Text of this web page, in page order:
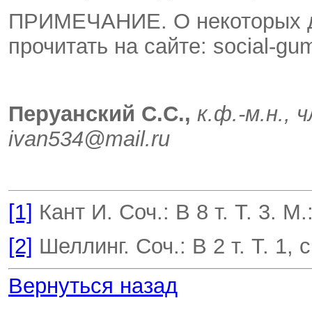
ПРИМЕЧАНИЕ. О некоторых
прочитать на сайте: social-
Перуанский С.С., к.ф.-м.н.,
ivan534@mail.ru
[1] Кант И. Соч.: В 8 т. Т. 3.
[2] Шеллинг. Соч.: В 2 т. Т. 1,
Вернуться назад